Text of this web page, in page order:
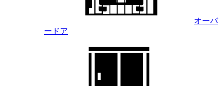
オーバ
ードア